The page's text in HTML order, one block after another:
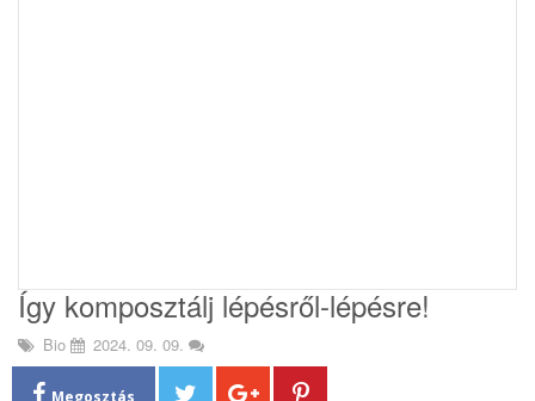
Így komposztálj lépésről-lépésre!
Bio 2024. 09. 09.
Megosztás